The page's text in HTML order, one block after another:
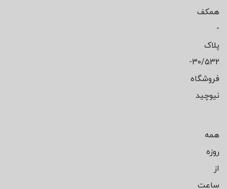
همکف
-
پلاک
۳۰/۵۳۲-
فروشگاه
نیوچید
همه
روزه
از
ساعت